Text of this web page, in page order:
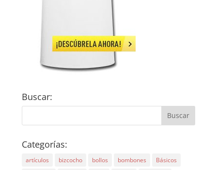
Buscar:
Categorías:
artículos bizcocho bollos bombones
Básicos